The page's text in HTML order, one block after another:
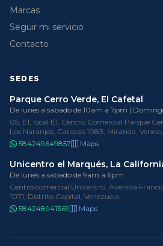
Marcas
Seguir mi servicio
Contacto
SEDES
Parque Cerro Verde, El Cafetal
De lunes a sabado de 10am a 7pm |
05, E1, local E1, Centro Comercial Parque
Los Naranjos, Caracas 1083, Miranda,
584249649857
Maps
Unicentro el Marqués, La
De lunes a sabado de 9am a 6pm
Centro comercial Unicentro, Avenida
1071, Distrito Capital, Venezuela
584248941369
Maps